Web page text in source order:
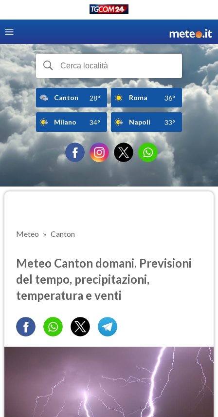
Canton 28° Roma 36°
Milano 34° Napoli 33°
Meteo Canton
Meteo Canton domani. Previsioni
del tempo, precipitazioni,
temperatura e venti